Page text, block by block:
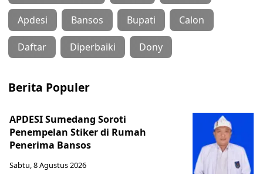
Apdesi Bansos Bupati Calon
Daftar Diperbaiki Dony
Berita Populer
APDESI Sumedang Soroti
Penempelan Stiker di Rumah
Penerima Bansos
Sabtu, 8 Agustus 2026